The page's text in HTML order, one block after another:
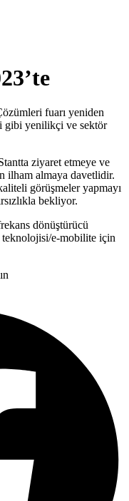
fuarı yeniden
gibi yenilikçi ve sektör
ziyaret etmeye ve
ilham almaya davetlidir.
görüşmeler yapmayı
bekliyor.
dönüştürücü
teknolojisi/e-mobilite için